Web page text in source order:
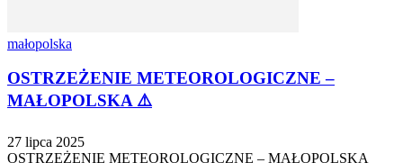
małopolska
OSTRZEŻENIE METEOROLOGICZNE –
MAŁOPOLSKA ⚠️
27 lipca 2025
OSTRZEŻENIE METEOROLOGICZNE – MAŁOPOLSKA